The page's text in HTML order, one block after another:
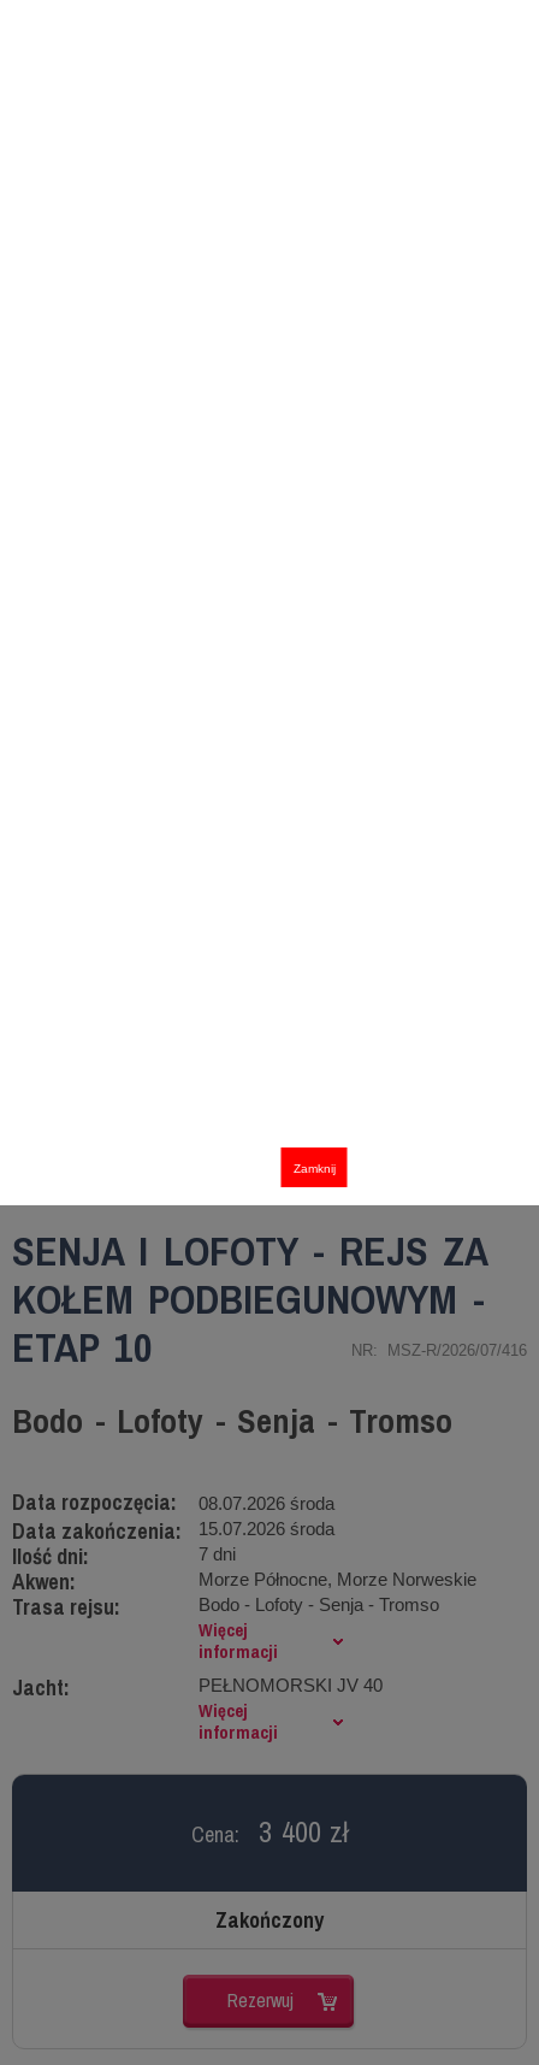
Zamknij
SENJA I LOFOTY - REJS ZA
KOŁEM PODBIEGUNOWYM -
ETAP 10
NR: MSZ-R/2026/07/416
Bodo - Lofoty - Senja - Tromso
Data rozpoczęcia: 08.07.2026 środa
Data zakończenia: 15.07.2026 środa
Ilość dni: 7 dni
Akwen: Morze Północne, Morze Norweskie
Trasa rejsu: Bodo - Lofoty - Senja - Tromso
Więcej
informacji
Jacht: PEŁNOMORSKI JV 40
Więcej
informacji
Cena: 3 400 zł
Zakończony
Rezerwuj